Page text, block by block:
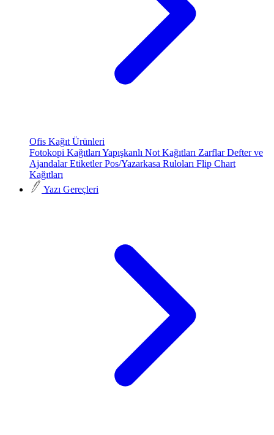
Ofis Kağıt Ürünleri
Fotokopi Kağıtları Yapışkanlı Not Kağıtları ZarflarDefter ve
AjandalarEtiketlerPos/Yazarkasa Ruloları Flip Chart
Kağıtları
Yazı Gereçleri